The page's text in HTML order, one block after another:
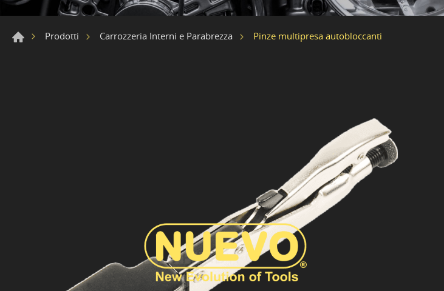
Prodotti Carrozzeria Interni e Parabrezza Pinze multipresa autobloccanti